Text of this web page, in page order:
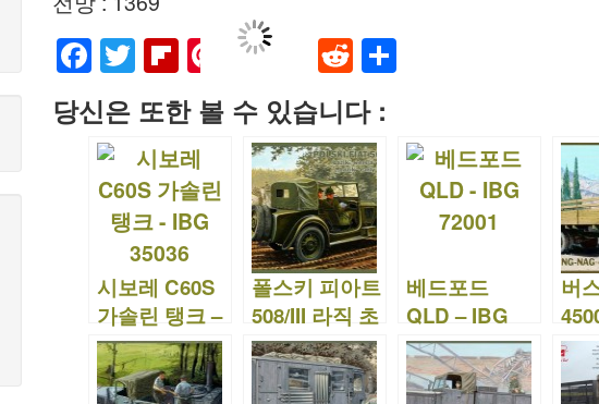
F
a
c
e
b
k
T
wi
tt
er
Fl
ip
b
o
ar
d
Pi
nt
er
T
u
m
bl
r
M
a
st
o
d
o
n
R
e
d
di
t
e
당신은 또한 볼 수 있습니다 :
시보레 C60S
가솔린 탱크 –
IBG 35036
폴스키 피아트
508/III 라직 초
기 버전 – IBG
72007
베드포드
QLD – IBG
72001
버